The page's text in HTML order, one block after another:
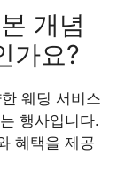
개념
가요?
웨딩 서비스
행사입니다.
혜택을 제공